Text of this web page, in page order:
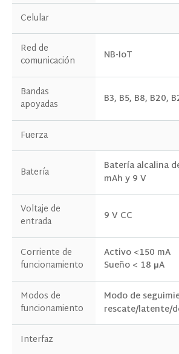
Celular
Red de
comunicación
NB-IoT
Bandas
apoyadas
B3, B5, B8, B20,
Fuerza
Batería
Batería alcalina
mAh y 9 V
Voltaje de
entrada
9 V CC
Corriente de
funcionamiento
Activo <150 mA
Sueño < 18 μA
Modos de
funcionamiento
Modo de
rescate/latente/
Interfaz
PONTE EN CONTACTO CON